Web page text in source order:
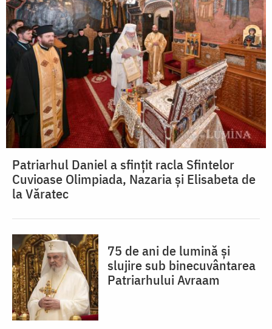
Patriarhul Daniel a sfințit racla Sfintelor
Cuvioase Olimpiada, Nazaria și Elisabeta de
la Văratec
75 de ani de lumină și
slujire sub binecuvântarea
Patriarhului Avraam